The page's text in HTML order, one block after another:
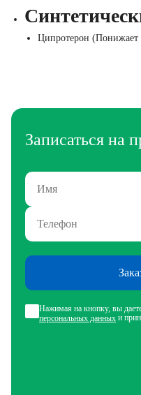
Ципротерон (Понижает
Записаться на
Нажимая на кнопку, вы
персональных данных и